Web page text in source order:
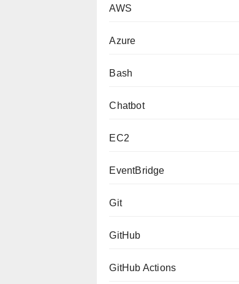
AWS
Azure
Bash
Chatbot
EC2
EventBridge
Git
GitHub
GitHub Actions